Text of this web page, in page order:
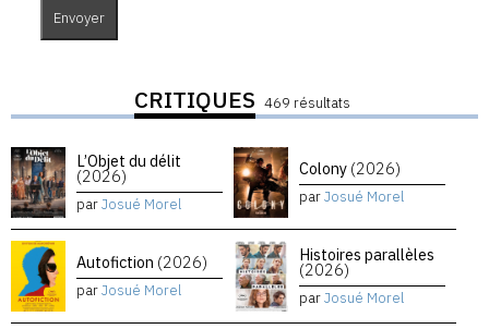
CRITIQUES 469 résultats
L’Objet du délit
(2026)
parJosué Morel
Colony (2026)
parJosué Morel
Autofiction (2026)
parJosué Morel
Histoires parallèles
(2026)
parJosué Morel